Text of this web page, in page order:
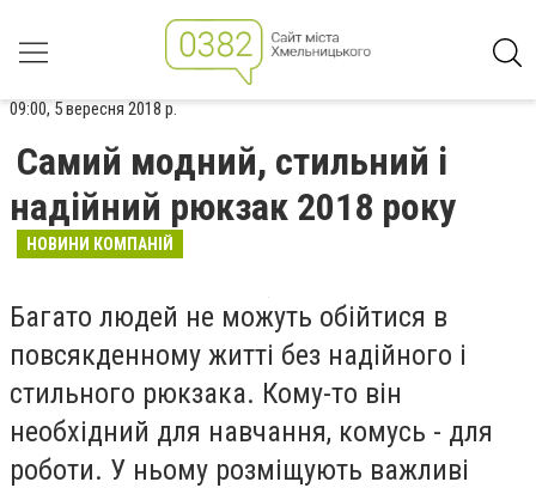
09:00, 5 вересня 2018 р.
Самий модний, стильний і
надійний рюкзак 2018 року
НОВИНИ КОМПАНІЙ
Багато людей не можуть обійтися в
повсякденному житті без надійного і
стильного рюкзака. Кому-то він
необхідний для навчання, комусь - для
роботи. У ньому розміщують важливі